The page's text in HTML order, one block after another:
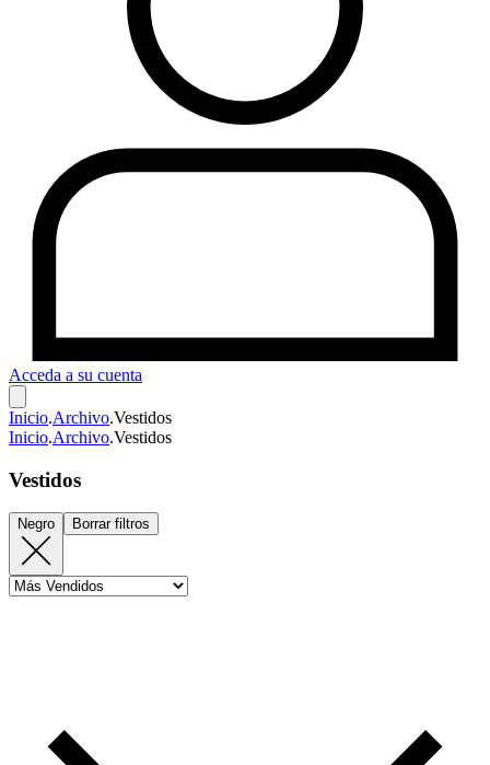
Acceda a su cuenta
Inicio.Archivo.Vestidos
Inicio.Archivo.Vestidos
Vestidos
Negro Borrar filtros